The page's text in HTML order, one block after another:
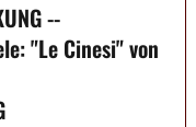
--
"Le Cinesi" von